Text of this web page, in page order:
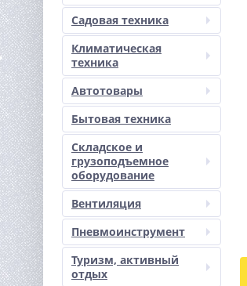
Садовая техника
Климатическая
техника
Автотовары
Бытовая техника
Складское и
грузоподъемное
оборудование
Вентиляция
Пневмоинструмент
Туризм, активный
отдых